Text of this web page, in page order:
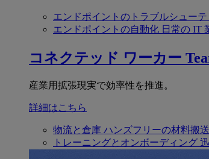
エンドポイントのトラブルシュー
エンドポイントの自動化 日常の IT
コネクテッド ワーカー
産業用拡張現実で効率性を推進。
詳細はこちら
物流と倉庫 ハンズフリーの材料搬送
トレーニングとオンボーディング